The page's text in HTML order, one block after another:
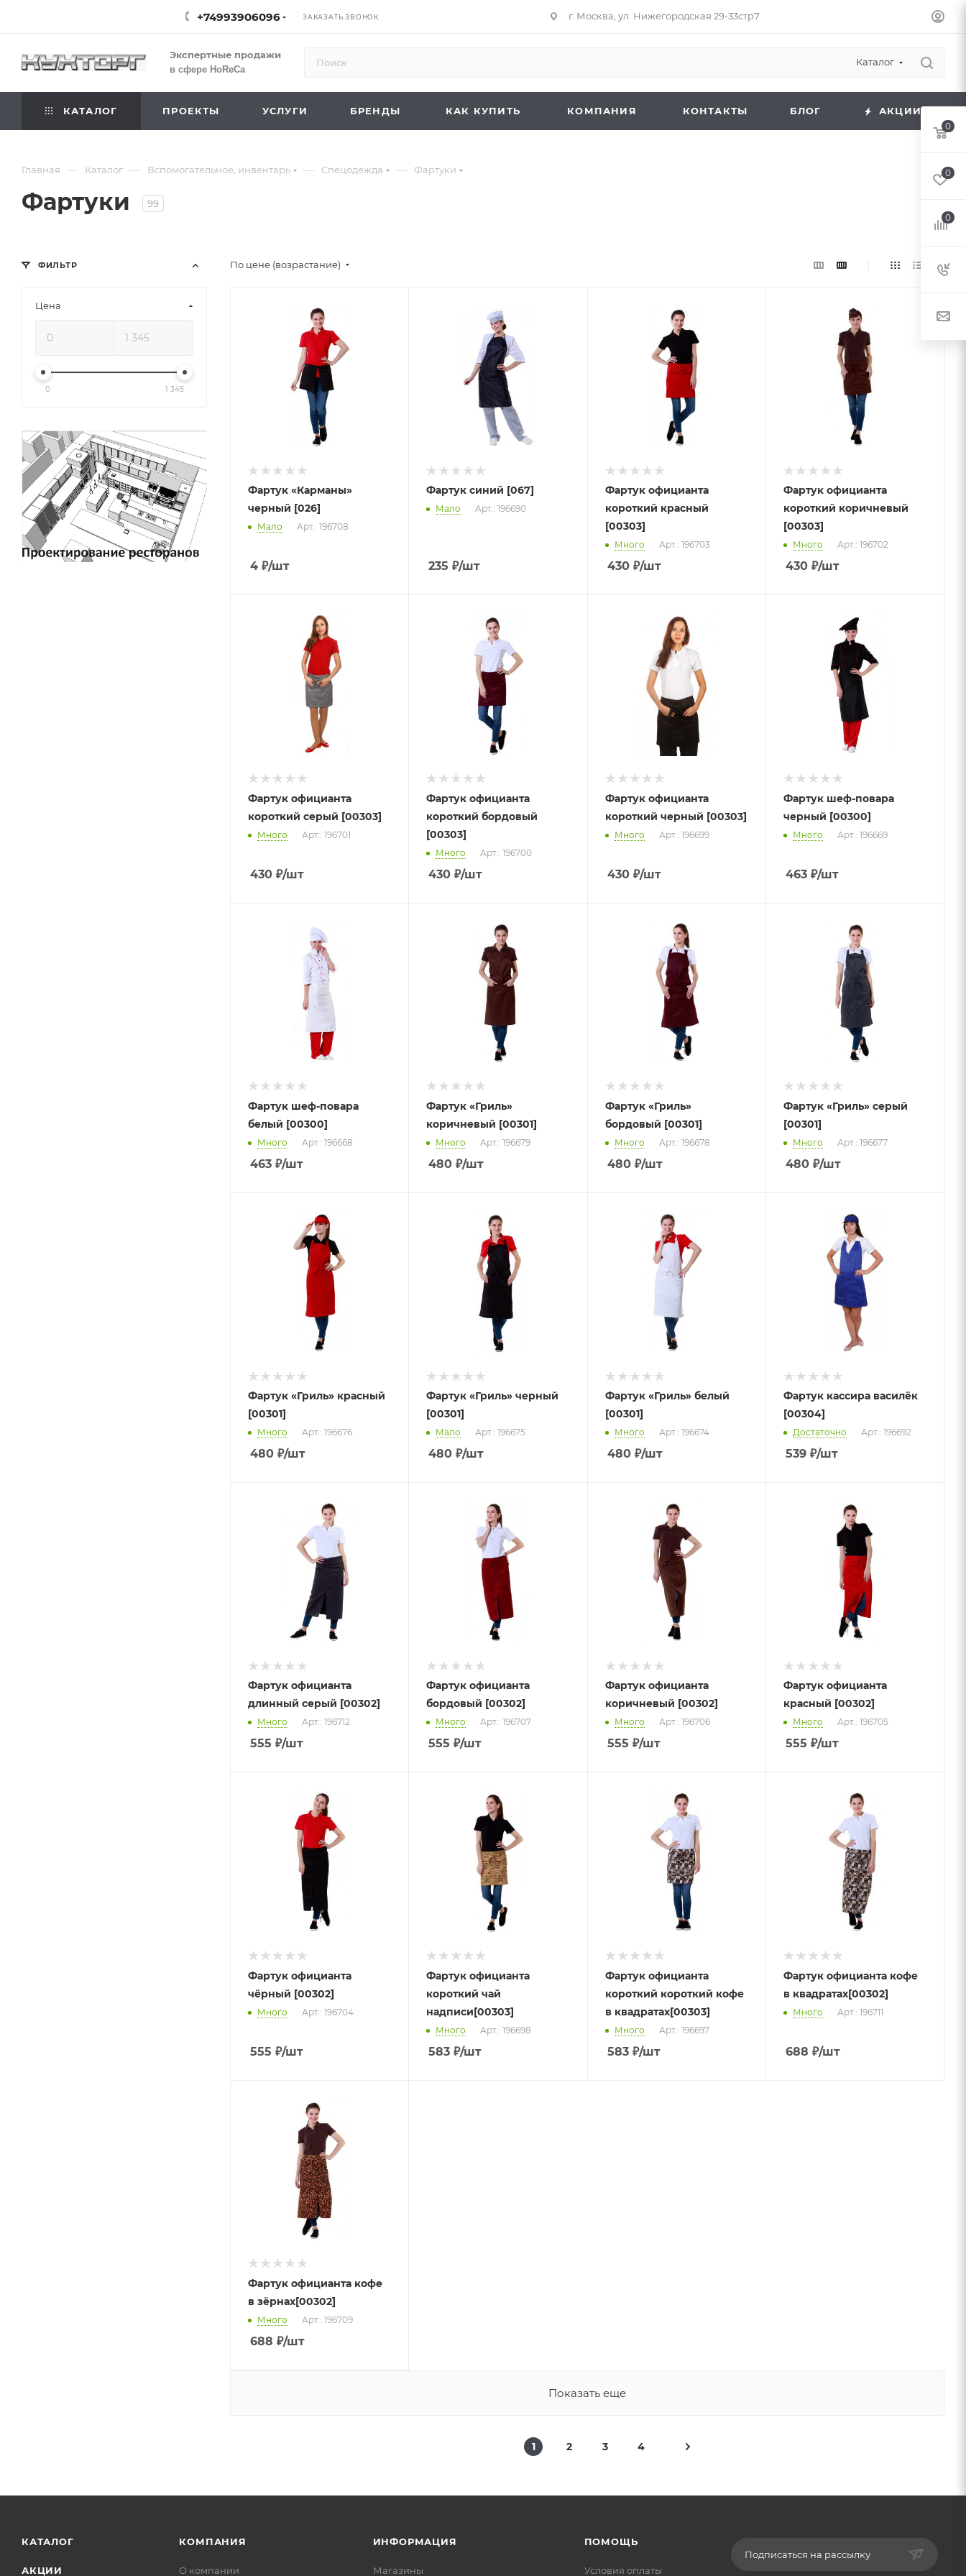
+74993906096 ЗАКАЗАТЬ ЗВОНОК г. Москва, ул. Нижегородская 29-33стр7
Экспертные продажи
в сфере HoReCa
Каталог
КАТАЛОГ ПРОЕКТЫ УСЛУГИ БРЕНДЫ КАК КУПИТЬ КОМПАНИЯ КОНТАКТЫ БЛОГ АКЦИИ
Главная — Каталог — Вспомогательное, инвентарь — Спецодежда — Фартуки
Фартуки 99
По цене (возрастание)
Фартук «Карманы»
черный [026]
Мало Арт.: 196708
4 ₽/шт
Фартук синий [067]
Мало Арт.: 196690
235 ₽/шт
Фартук официанта
короткий красный
[00303]
Много Арт.: 196703
430₽/шт
Фартук официанта
короткий коричневый
[00303]
Много Арт.: 196702
430₽/шт
Фартук официанта
короткий серый [00303]
Много Арт.: 196701
430 ₽/шт
Фартук официанта
короткий бордовый
[00303]
Много Арт.: 196700
430 ₽/шт
Фартук официанта
короткий черный [00303]
Много Арт.: 196699
430₽/шт
Фартук шеф-повара
черный [00300]
Много Арт.: 196669
463₽/шт
Фартук шеф-повара
белый [00300]
Много Арт.: 196668
463 ₽/шт
Фартук «Гриль»
коричневый [00301]
Много Арт.: 196679
480 ₽/шт
Фартук «Гриль»
бордовый [00301]
Много Арт.: 196678
480₽/шт
Фартук «Гриль» серый
[00301]
Много Арт.: 196677
480₽/шт
Фартук «Гриль» красный
[00301]
Много Арт.: 196676
480 ₽/шт
Фартук «Гриль» черный
[00301]
Мало Арт.: 196675
480 ₽/шт
Фартук «Гриль» белый
[00301]
Много Арт.: 196674
480₽/шт
Фартук кассира василёк
[00304]
Достаточно Арт.: 196692
539₽/шт
Фартук официанта
длинный серый [00302]
Много Арт.: 196712
555 ₽/шт
Фартук официанта
бордовый [00302]
Много Арт.: 196707
555 ₽/шт
Фартук официанта
коричневый [00302]
Много Арт.: 196706
555 ₽/шт
Фартук официанта
красный [00302]
Много Арт.: 196705
555 ₽/шт
Фартук официанта
чёрный [00302]
Много Арт.: 196704
555 ₽/шт
Фартук официанта
короткий чай
надписи[00303]
Много Арт.: 196698
583 ₽/шт
Фартук официанта
короткий короткий кофе
в квадратах[00303]
Много Арт.: 196697
583₽/шт
Фартук официанта кофе
в квадратах[00302]
Много Арт.: 196711
688 ₽/шт
Фартук официанта кофе
в зёрнах[00302]
Много Арт.: 196709
688 ₽/шт
Показать еще
1 2 3 4
ФИЛЬТР
Цена
0 1 345
КАТАЛОГ
АКЦИИ
КОМПАНИЯ
О компании
ИНФОРМАЦИЯ
Магазины
ПОМОЩЬ
Условия оплаты
Подписаться на рассылку
0
0
0